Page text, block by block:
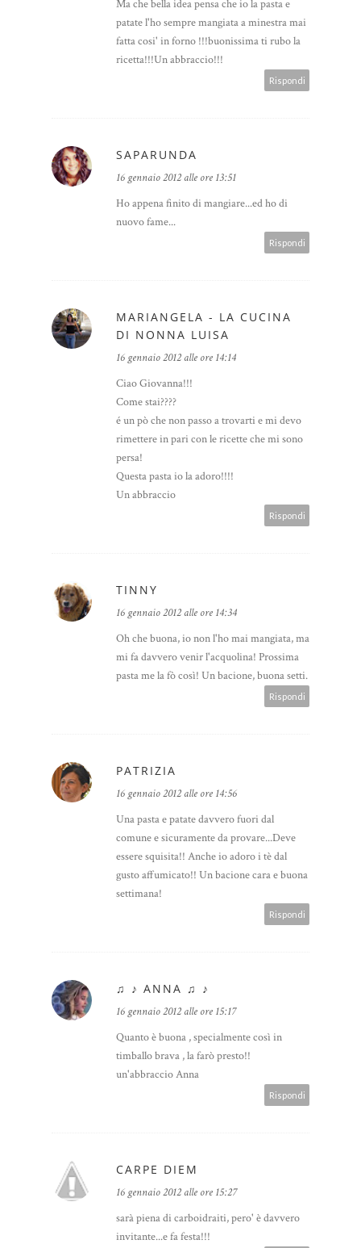
Ma che bella idea pensa che io la pasta e
patate l'ho sempre mangiata a minestra mai
fatta cosi' in forno !!!buonissima ti rubo la
ricetta!!!Un abbraccio!!!
Rispondi
SAPARUNDA
16 gennaio 2012 alle ore 13:51
Ho appena finito di mangiare...ed ho di
nuovo fame...
Rispondi
MARIANGELA - LA CUCINA
DI NONNA LUISA
16 gennaio 2012 alle ore 14:14
Ciao Giovanna!!!
Come stai????
é un pò che non passo a trovarti e mi devo
rimettere in pari con le ricette che mi sono
persa!
Questa pasta io la adoro!!!!
Un abbraccio
Rispondi
TINNY
16 gennaio 2012 alle ore 14:34
Oh che buona, io non l'ho mai mangiata, ma
mi fa davvero venir l'acquolina! Prossima
pasta me la fò così! Un bacione, buona setti.
Rispondi
PATRIZIA
16 gennaio 2012 alle ore 14:56
Una pasta e patate davvero fuori dal
comune e sicuramente da provare...Deve
essere squisita!! Anche io adoro i tè dal
gusto affumicato!! Un bacione cara e buona
settimana!
Rispondi
♫ ♪ ANNA ♫ ♪
16 gennaio 2012 alle ore 15:17
Quanto è buona , specialmente così in
timballo brava , la farò presto!!
un'abbraccio Anna
Rispondi
CARPE DIEM
16 gennaio 2012 alle ore 15:27
sarà piena di carboidraiti, pero' è davvero
invitante...e fa festa!!!